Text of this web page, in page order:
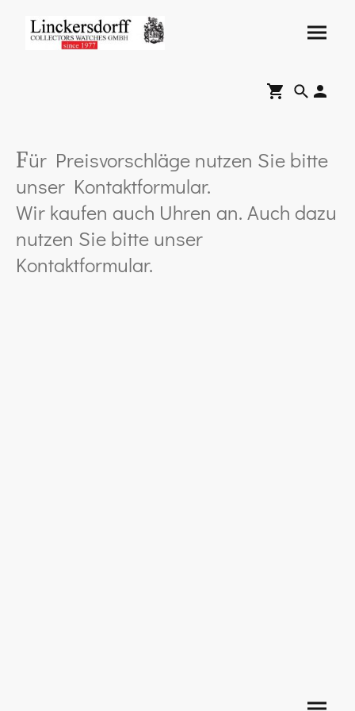
Für Preisvorschläge nutzen Sie bitte
unser Kontaktformular.
Wir kaufen auch Uhren an. Auch dazu
nutzen Sie bitte unser
Kontaktformular.